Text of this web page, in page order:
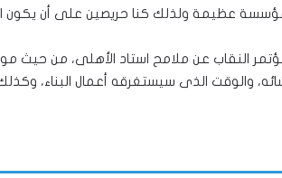
عظيمة ولذلك كنا حريصين على أن يكون
النقاب عن ملامح استاد الأهلى، من حيث
والوقت الذى سيستغرقه أعمال البناء،